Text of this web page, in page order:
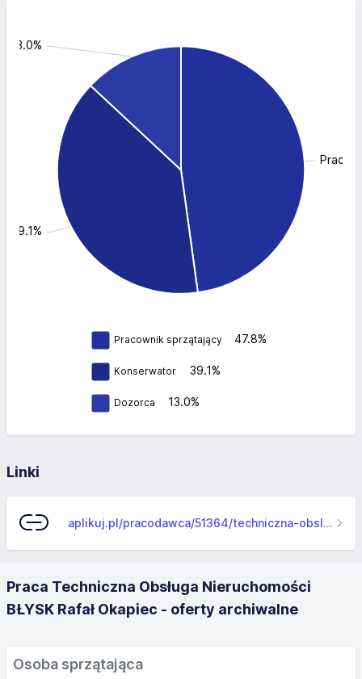
39.1%
13.0%
Pracownik sprzątający 47.8%
Konserwator 39.1%
Dozorca 13.0%
Linki
aplikuj.pl/pracodawca/51364/techniczna-obsluga-nieruchomosci-blysk-rafal-okapiec
Praca Techniczna Obsługa Nieruchomości
BŁYSK Rafał Okapiec - oferty archiwalne
Osoba sprzątająca